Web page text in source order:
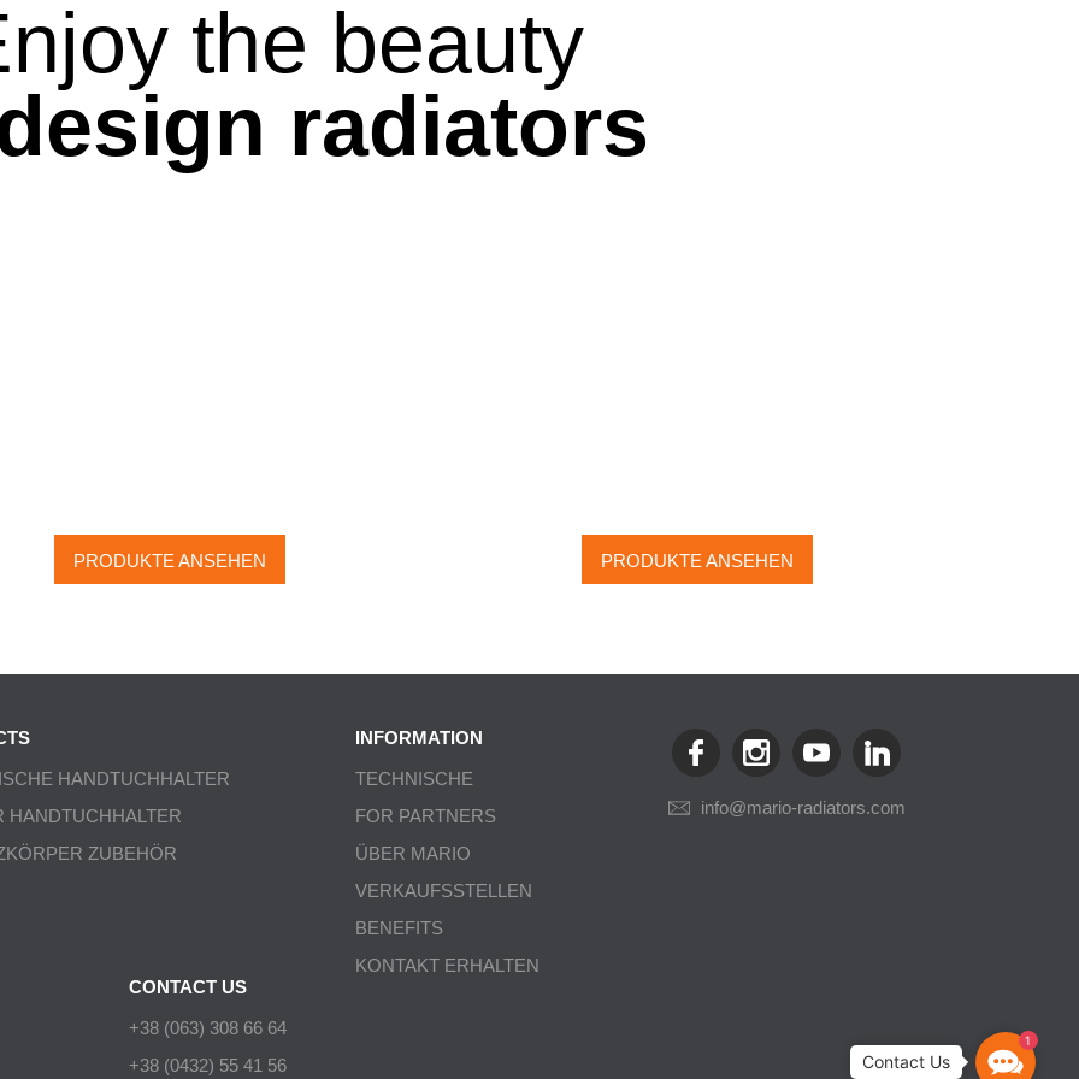
the beauty
radiators
PRODUKTE ANSEHEN PRODUKTE ANSEHEN
HANDTUCHHALTER
HANDTUCHHALTER
ZUBEHÖR
INFORMATION
TECHNISCHE
FOR PARTNERS
ÜBER MARIO
VERKAUFSSTELLEN
BENEFITS
KONTAKT ERHALTEN
CONTACT US
+38 (063) 308 66 64
+38 (0432) 55 41 56
info@mario-radiators.com
Contact
1